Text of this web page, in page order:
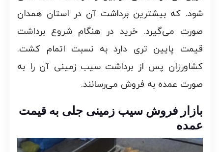
شود. که بیشترین برداشت آن در استان همدان
صورت می‌گیرد. خرید در هنگام شروع برداشت
قیمت پایین تری دارد به نسبت اتمام کشت.
کشاورزان پس از برداشت سیب زمینی آن را به
صورت عمده به فروش می‌رسانند.
بازار فروش سیب زمینی جلی به قیمت
عمده